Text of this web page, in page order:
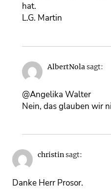
hat.
L.G. Martin
AlbertNolasagt:
@Angelika Walter
Nein, das glauben wir
christinsagt:
Danke Herr Prosor.